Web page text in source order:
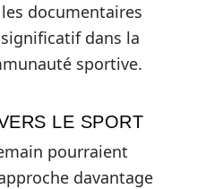
documentaires
dans la
sportive.
LE SPORT
pourraient
davantage